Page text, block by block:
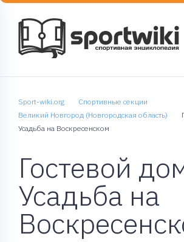
Sport-wiki.org
Спортивные секции
Великий Новгород (Новгородская область)
Усадьба на Воскресенском
Гостевой
Усадьба на